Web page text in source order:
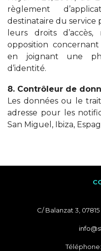
règlement
destinataire du
leurs droits
opposition
en joignant une
d’identité.
8. Contrôleur de
Les données ou le
adresse pour les
San Miguel, Ibiza,
C/ Balanzat 3,
Téléphone: